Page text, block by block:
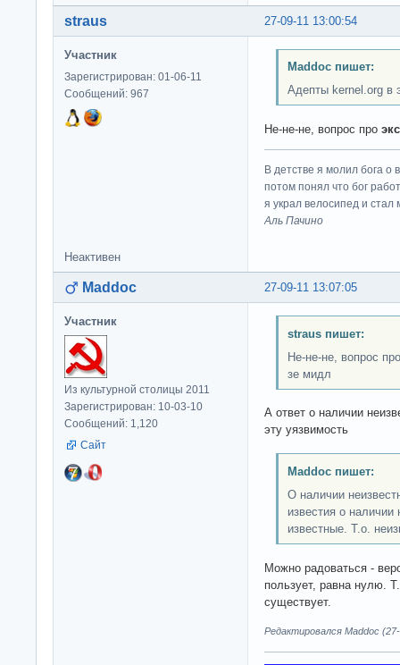
27-09-11 13:00:54
straus
Участник
Зарегистрирован: 01-06-11
Сообщений: 967
Maddoc пишет:
Адепты kernel.org в
Не-не-не, вопрос про
В детстве я молил бога о
потом понял что бог
я украл велосипед и стал
Аль Пачино
Неактивен
27-09-11 13:07:05
Maddoc
Участник
Из культурной столицы 2011
Зарегистрирован: 10-03-10
Сообщений: 1,120
Сайт
straus пишет:
Не-не-не, вопрос
зе мидл
А ответ о наличии
эту уязвимость
Maddoc пишет:
О наличии
известия о
известные. Т.о.
Можно радоваться -
пользует, равна нулю.
существует.
Редактировался Maddoc